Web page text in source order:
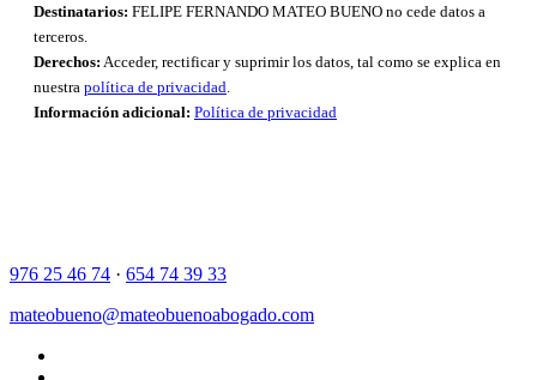
Destinatarios: FELIPE FERNANDO MATEO BUENO no cede datos a
terceros.
Derechos: Acceder, rectificar y suprimir los datos, tal como se explica en
nuestra política de privacidad
Información adicional: Política de privacidad
976 25 46 74 · 654 74 39 33
mateobueno@mateobuenoabogado.com